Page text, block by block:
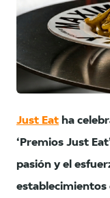
PNG
Just Eat ha
‘Premios Just
pasión y el
establecimientos